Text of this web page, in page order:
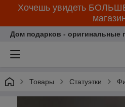
Хочешь увидеть
Дом подарков - оригинальные
Товары Статуэтки